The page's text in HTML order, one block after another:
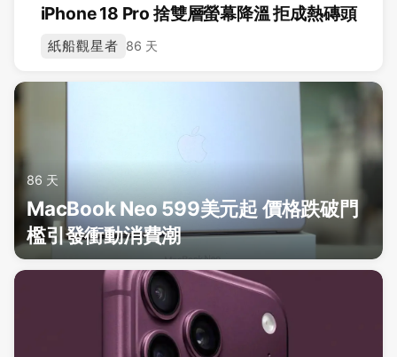
iPhone 18 Pro 捨雙層螢幕降溫 拒成熱磚頭
紙船觀星者 86 天
86 天
MacBook Neo 599美元起 價格跌破門
檻引發衝動消費潮